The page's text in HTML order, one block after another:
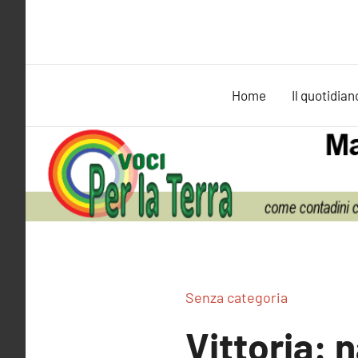
Home Il
Senza categoria
Vittoria: